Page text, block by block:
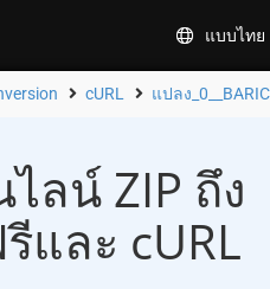
แบบไทย
cURL แปลง
ลน์ ZIP ถึง
และ cURL